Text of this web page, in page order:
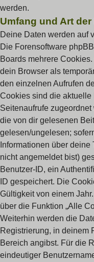
werden.
Umfang und Art
Deine Daten werden auf
Die Forensoftware
Boards mehrere
dein Browser als
den einzelnen Aufrufen
Cookies sind die
Seitenaufrufe
die von dir gelesenen
gelesen/ungelesen;
Informationen über
nicht angemeldet bist)
Benutzer-ID, ein
ID gespeichert. Die
Gültigkeit von einem
über die Funktion „Alle
Weiterhin werden die
Registrierung, in deinem
Bereich angibst. Für die
eindeutiger